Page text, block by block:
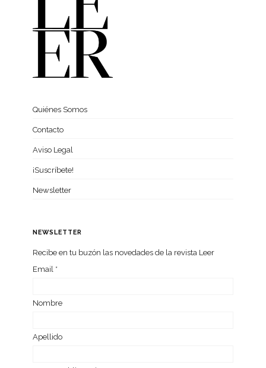
Quiénes Somos
Contacto
Aviso Legal
¡Suscríbete!
Newsletter
NEWSLETTER
Recibe en tu buzón las nove­da­des de la revista Leer
Email *
Nom­bre
Ape­llido